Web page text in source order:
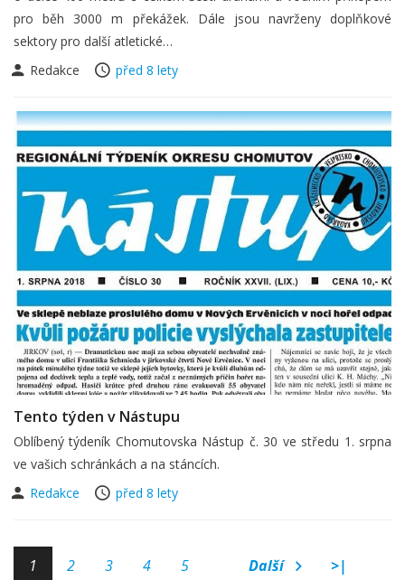
pro běh 3000 m překážek. Dále jsou navrženy doplňkové
sektory pro další atletické…
Redakce
před 8 lety
Tento týden v Nástupu
Oblíbený týdeník Chomutovska Nástup č. 30 ve středu 1. srpna
ve vašich schránkách a na stáncích.
Redakce
před 8 lety
1 2 3 4 5 Další >|